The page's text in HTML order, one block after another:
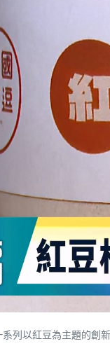
列以紅豆為主題的創